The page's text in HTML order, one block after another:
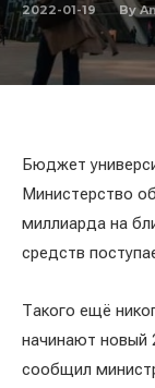
2022-01-19 By
Бюджет
Министерство
миллиарда на
средств
Такого ещё
начинают
сообщил